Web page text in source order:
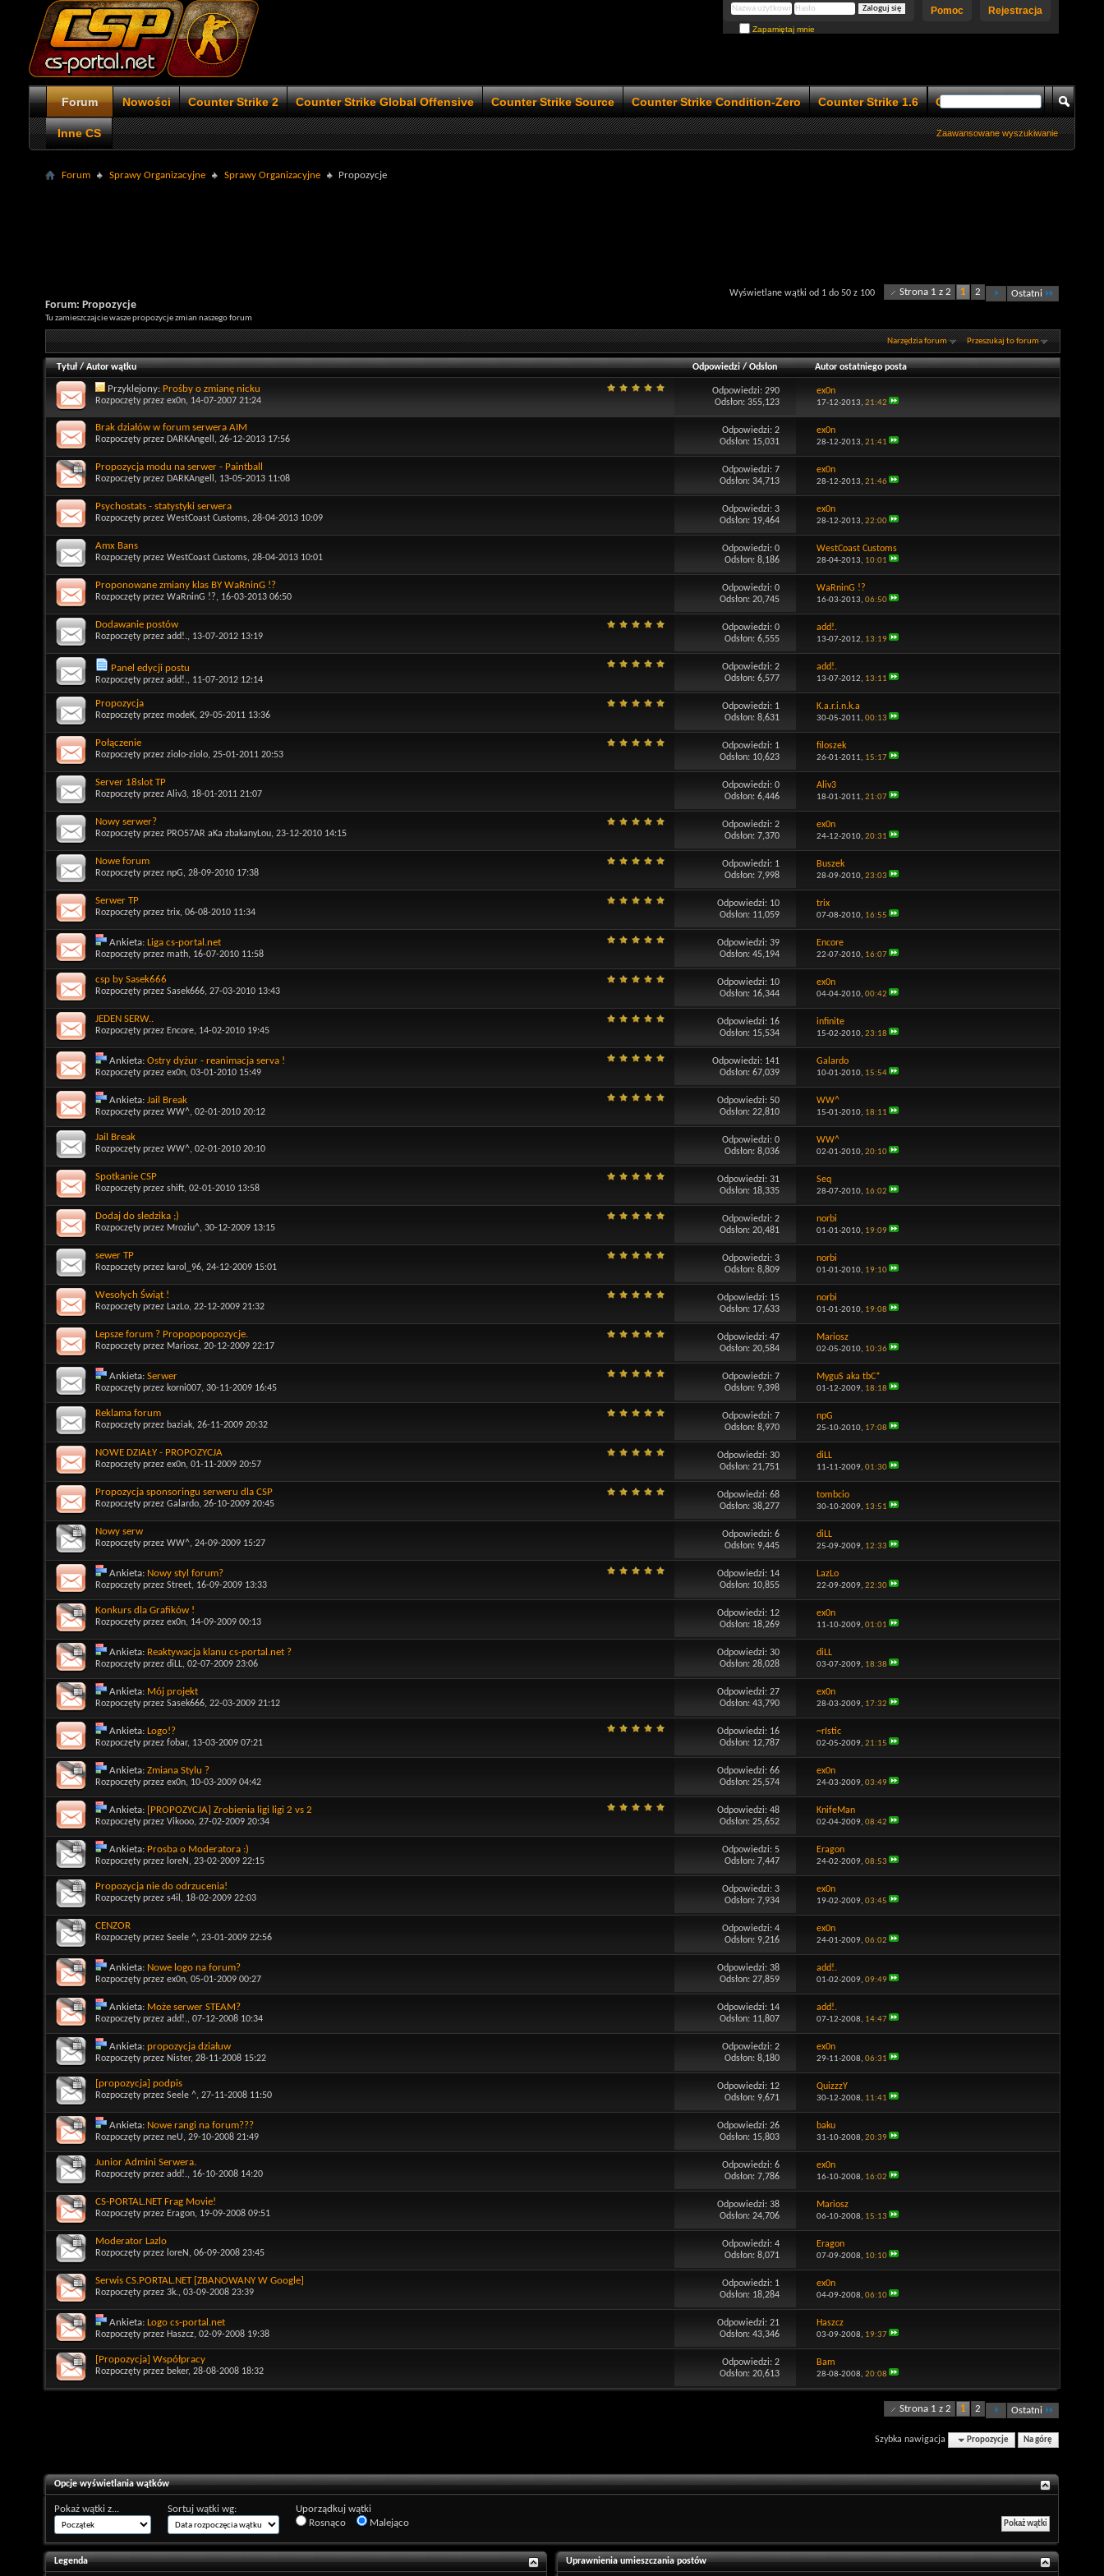
Rejestracja
Pomoc
Zapamiętaj mnie
Forum Nowości Counter Strike 2 Counter Strike Global Offensive Counter Strike Source Counter Strike Condition-Zero Counter Strike 1.6 Counter Strike 1.5
Inne CS Zaawansowane wyszukiwanie
Forum Sprawy Organizacyjne Sprawy Organizacyjne Propozycje
Strona 1 z 2 1 2 Ostatni
Wyświetlane wątki od 1 do 50 z 100
Forum: Propozycje
Tu zamieszczajcie wasze propozycje zmian naszego forum
Narzędzia forum Przeszukaj to forum
Tytuł/Autor wątku Odpowiedzi/Odsłon Autor ostatniego posta
Przyklejony: Prośby o zmianę nicku
Rozpoczęty przez ex0n, 14-07-2007 21:24
Odpowiedzi:290
Odsłon: 355,123
ex0n
17-12-2013, 21:42
Brak działów w forum serwera AIM
Rozpoczęty przez DARKAngell , 26-12-2013 17:56
Odpowiedzi:2
Odsłon: 15,031
ex0n
28-12-2013, 21:41
Propozycja modu na serwer - Paintball
Rozpoczęty przez DARKAngell , 13-05-2013 11:08
Odpowiedzi:7
Odsłon: 34,713
ex0n
28-12-2013, 21:46
Psychostats - statystyki serwera
Rozpoczęty przez WestCoast Customs, 28-04-2013 10:09
Odpowiedzi:3
Odsłon: 19,464
ex0n
28-12-2013, 22:00
Amx Bans
Rozpoczęty przez WestCoast Customs, 28-04-2013 10:01
Odpowiedzi:0
Odsłon: 8,186
WestCoast Customs
28-04-2013, 10:01
Proponowane zmiany klas BY WaRninG !?
Rozpoczęty przez WaRninG !?, 16-03-2013 06:50
Odpowiedzi:0
Odsłon: 20,745
WaRninG !?
16-03-2013, 06:50
Dodawanie postów
Rozpoczęty przez add!., 13-07-2012 13:19
Odpowiedzi:0
Odsłon: 6,555
add!.
13-07-2012, 13:19
Panel edycji postu
Rozpoczęty przez add!., 11-07-2012 12:14
Odpowiedzi:2
Odsłon: 6,577
add!.
13-07-2012, 13:11
Propozycja
Rozpoczęty przez modeK, 29-05-2011 13:36
Odpowiedzi: 1
Odsłon: 8,631
K.a.r.i.n.k.a
30-05-2011, 00:13
Połączenie
Rozpoczęty przez ziolo-ziolo, 25-01-2011 20:53
Odpowiedzi: 1
Odsłon: 10,623
filoszek
26-01-2011, 15:17
Server 18slot TP
Rozpoczęty przez Aliv3, 18-01-2011 21:07
Odpowiedzi:0
Odsłon: 6,446
Aliv3
18-01-2011, 21:07
Nowy serwer?
Rozpoczęty przez PRO57AR aKa zbakanyLou, 23-12-2010 14:15
Odpowiedzi:2
Odsłon: 7,370
ex0n
24-12-2010, 20:31
Nowe forum
Rozpoczęty przez npG, 28-09-2010 17:38
Odpowiedzi: 1
Odsłon: 7,998
Buszek
28-09-2010, 23:03
Serwer TP
Rozpoczęty przez trix, 06-08-2010 11:34
Odpowiedzi: 10
Odsłon: 11,059
trix
07-08-2010, 16:55
Ankieta: Liga cs-portal.net
Rozpoczęty przez math, 16-07-2010 11:58
Odpowiedzi:39
Odsłon: 45,194
Encore
22-07-2010, 16:07
csp by Sasek666
Rozpoczęty przez Sasek666, 27-03-2010 13:43
Odpowiedzi: 10
Odsłon: 16,344
ex0n
04-04-2010, 00:42
JEDEN SERW..
Rozpoczęty przez Encore, 14-02-2010 19:45
Odpowiedzi: 16
Odsłon: 15,534
infinite
15-02-2010, 23:18
Ankieta: Ostry dyżur - reanimacja serva !
Rozpoczęty przez ex0n, 03-01-2010 15:49
Odpowiedzi: 141
Odsłon: 67,039
Galardo
10-01-2010, 15:54
Ankieta: Jail Break
Rozpoczęty przez WW^, 02-01-2010 20:12
Odpowiedzi:50
Odsłon: 22,810
WW^
15-01-2010, 18:11
Jail Break
Rozpoczęty przez WW^, 02-01-2010 20:10
Odpowiedzi:0
Odsłon: 8,036
WW^
02-01-2010, 20:10
Spotkanie CSP
Rozpoczęty przez shift, 02-01-2010 13:58
Odpowiedzi:31
Odsłon: 18,335
Seq
28-07-2010, 16:02
Dodaj do sledzika ;)
Rozpoczęty przez Mroziu^, 30-12-2009 13:15
Odpowiedzi:2
Odsłon: 20,481
norbi
01-01-2010, 19:09
sewer TP
Rozpoczęty przez karol_96, 24-12-2009 15:01
Odpowiedzi:3
Odsłon: 8,809
norbi
01-01-2010, 19:10
Wesołych Świąt !
Rozpoczęty przez LazLo, 22-12-2009 21:32
Odpowiedzi: 15
Odsłon: 17,633
norbi
01-01-2010, 19:08
Lepsze forum ? Propopopopozycje.
Rozpoczęty przez Mariosz, 20-12-2009 22:17
Odpowiedzi:47
Odsłon: 20,584
Mariosz
02-05-2010, 10:36
Ankieta: Serwer
Rozpoczęty przez korni007, 30-11-2009 16:45
Odpowiedzi:7
Odsłon: 9,398
MyguS aka tbC*
01-12-2009, 18:18
Reklama forum
Rozpoczęty przez baziak, 26-11-2009 20:32
Odpowiedzi:7
Odsłon: 8,970
npG
25-10-2010, 17:08
NOWE DZIAŁY - PROPOZYCJA
Rozpoczęty przez ex0n, 01-11-2009 20:57
Odpowiedzi:30
Odsłon: 21,751
diLL
11-11-2009, 01:30
Propozycja sponsoringu serweru dla CSP
Rozpoczęty przez Galardo, 26-10-2009 20:45
Odpowiedzi:68
Odsłon: 38,277
tombcio
30-10-2009, 13:51
Nowy serw
Rozpoczęty przez WW^, 24-09-2009 15:27
Odpowiedzi:6
Odsłon: 9,445
diLL
25-09-2009, 12:33
Ankieta: Nowy styl forum?
Rozpoczęty przez Street, 16-09-2009 13:33
Odpowiedzi: 14
Odsłon: 10,855
LazLo
22-09-2009, 22:30
Konkurs dla Grafików !
Rozpoczęty przez ex0n, 14-09-2009 00:13
Odpowiedzi: 12
Odsłon: 18,269
ex0n
11-10-2009, 01:01
Ankieta: Reaktywacja klanu cs-portal.net ?
Rozpoczęty przez diLL, 02-07-2009 23:06
Odpowiedzi:30
Odsłon: 28,028
diLL
03-07-2009, 18:38
Ankieta: Mój projekt
Rozpoczęty przez Sasek666, 22-03-2009 21:12
Odpowiedzi:27
Odsłon: 43,790
ex0n
28-03-2009, 17:32
Ankieta: Logo!?
Rozpoczęty przez fobar, 13-03-2009 07:21
Odpowiedzi: 16
Odsłon: 12,787
~rIstic
02-05-2009, 21:15
Ankieta: Zmiana Stylu ?
Rozpoczęty przez ex0n, 10-03-2009 04:42
Odpowiedzi:66
Odsłon: 25,574
ex0n
24-03-2009, 03:49
Ankieta: [PROPOZYCJA] Zrobienia ligi ligi 2 vs 2
Rozpoczęty przez Vikooo, 27-02-2009 20:34
Odpowiedzi:48
Odsłon: 25,652
KnifeMan
02-04-2009, 08:42
Ankieta: Prosba o Moderatora :)
Rozpoczęty przez loreN , 23-02-2009 22:15
Odpowiedzi:5
Odsłon: 7,447
Eragon
24-02-2009, 08:53
Propozycja nie do odrzucenia!
Rozpoczęty przez s4il , 18-02-2009 22:03
Odpowiedzi:3
Odsłon: 7,934
ex0n
19-02-2009, 03:45
CENZOR
Rozpoczęty przez Seele ^, 23-01-2009 22:56
Odpowiedzi:4
Odsłon: 9,216
ex0n
24-01-2009, 06:02
Ankieta: Nowe logo na forum?
Rozpoczęty przez ex0n, 05-01-2009 00:27
Odpowiedzi:38
Odsłon: 27,859
add!.
01-02-2009, 09:49
Ankieta: Może serwer STEAM?
Rozpoczęty przez add!., 07-12-2008 10:34
Odpowiedzi: 14
Odsłon: 11,807
add!.
07-12-2008, 14:47
Ankieta: propozycja działuw
Rozpoczęty przez Nister, 28-11-2008 15:22
Odpowiedzi:2
Odsłon: 8,180
ex0n
29-11-2008, 06:31
[propozycja] podpis
Rozpoczęty przez Seele ^, 27-11-2008 11:50
Odpowiedzi: 12
Odsłon: 9,671
QuizzzY
30-12-2008, 11:41
Ankieta: Nowe rangi na forum???
Rozpoczęty przez neU, 29-10-2008 21:49
Odpowiedzi:26
Odsłon: 15,803
baku
31-10-2008, 20:39
Junior Admini Serwera.
Rozpoczęty przez add!., 16-10-2008 14:20
Odpowiedzi:6
Odsłon: 7,786
ex0n
16-10-2008, 16:02
CS-PORTAL.NET Frag Movie!
Rozpoczęty przez Eragon, 19-09-2008 09:51
Odpowiedzi:38
Odsłon: 24,706
Mariosz
06-10-2008, 15:13
Moderator Lazlo
Rozpoczęty przez loreN , 06-09-2008 23:45
Odpowiedzi:4
Odsłon: 8,071
Eragon
07-09-2008, 10:10
Serwis CS.PORTAL.NET [ZBANOWANY W Google]
Rozpoczęty przez 3k., 03-09-2008 23:39
Odpowiedzi: 1
Odsłon: 18,284
ex0n
04-09-2008, 06:10
Ankieta: Logo cs-portal.net
Rozpoczęty przez Haszcz, 02-09-2008 19:38
Odpowiedzi:21
Odsłon: 43,346
Haszcz
03-09-2008, 19:37
[Propozycja] Współpracy
Rozpoczęty przez beker, 28-08-2008 18:32
Odpowiedzi:2
Odsłon: 20,613
Bam
28-08-2008, 20:08
Strona 1 z 2 1 2 Ostatni
Szybka nawigacja Propozycje Na górę
Opcje wyświetlania wątków
Pokaż wątki z... Sortuj wątki wg:
Uporządkuj wątki
Rosnąco
Malejąco
Legenda Uprawnienia umieszczania postów